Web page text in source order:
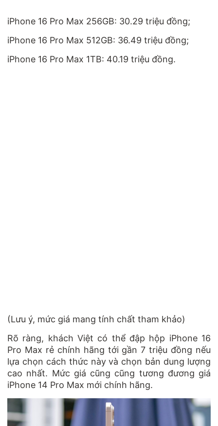
iPhone 16 Pro Max 256GB: 30.29 triệu đồng;
iPhone 16 Pro Max 512GB: 36.49 triệu đồng;
iPhone 16 Pro Max 1TB: 40.19 triệu đồng.
(Lưu ý, mức giá mang tính chất tham khảo)
Rõ ràng, khách Việt có thể đập hộp iPhone 16
Pro Max rẻ chính hãng tới gần 7 triệu đồng nếu
lựa chọn cách thức này và chọn bản dung lượng
cao nhất. Mức giá cũng cũng tương đương giá
iPhone 14 Pro Max mới chính hãng.